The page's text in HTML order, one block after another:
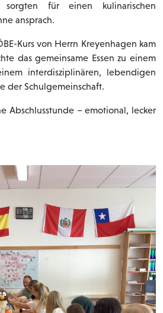
sorgten für einen kulinarischen
ansprach.
Kurs von Herrn Kreyenhagen kam
das gemeinsame Essen zu einem
interdisziplinären, lebendigen
der Schulgemeinschaft.
Abschlusstunde – emotional, lecker